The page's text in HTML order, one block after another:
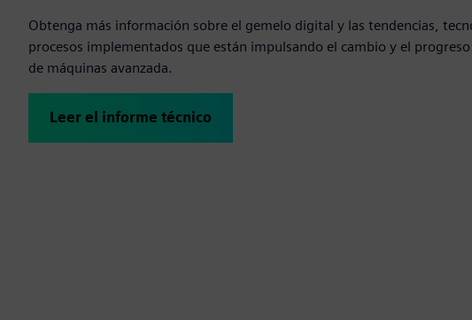
Obtenga más información sobre el gemelo digital y las tendencias,
procesos implementados que están impulsando el cambio y el
de máquinas avanzada.
Leer el informe técnico